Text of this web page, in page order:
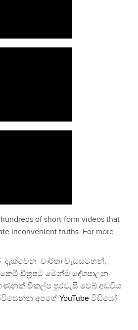
of short-form videos that
inconvenient truths. For more
වාර්තා වැඩසටහන්,
චිත්‍රපට මෙන්ම දේශපාලන
ගණනක් විකල්ප පුරවැසි වෙබ් අඩවිය
අපගේ YouTube වීඩියෝ